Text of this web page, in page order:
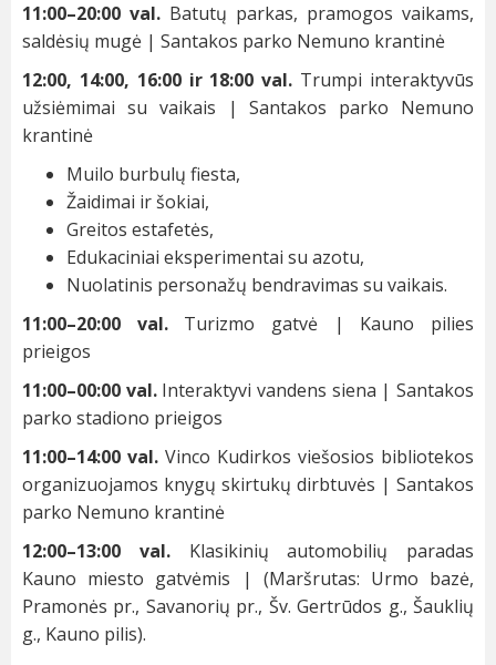
11:00–20:00 val. Batutų parkas, pramogos vaikams,
saldėsių mugė | Santakos parko Nemuno krantinė
12:00, 14:00, 16:00 ir 18:00 val. Trumpi interaktyvūs
užsiėmimai su vaikais | Santakos parko Nemuno
krantinė
Muilo burbulų fiesta,
Žaidimai ir šokiai,
Greitos estafetės,
Edukaciniai eksperimentai su azotu,
Nuolatinis personažų bendravimas su vaikais.
11:00–20:00 val.Turizmo gatvė | Kauno pilies
prieigos
11:00–00:00 val.Interaktyvi vandens siena | Santakos
parko stadiono prieigos
11:00–14:00 val. Vinco Kudirkos viešosios bibliotekos
organizuojamos knygų skirtukų dirbtuvės | Santakos
parko Nemuno krantinė
12:00–13:00 val. Klasikinių automobilių paradas
Kauno miesto gatvėmis | (Maršrutas: Urmo bazė,
Pramonės pr., Savanorių pr., Šv. Gertrūdos g., Šauklių
g., Kauno pilis).